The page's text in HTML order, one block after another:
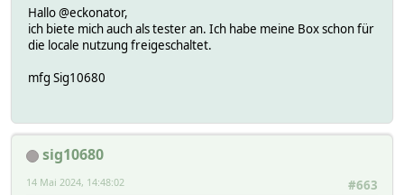
my $login_url = "${local_url}login";
my $login_body =
my %login_headers = (
'Content-Type' => 'application/x-www-form-
);
timeout => 10,
noshutdown => 1,
hash => $hash,
data => $login_body,
Hallo @eckonator,
ich biete mich auch als tester an. Ich habe meine Box schon für
die locale nutzung freigeschaltet.
mfg Sig10680
sig10680
#663
14 Mai 2024, 14:48:02